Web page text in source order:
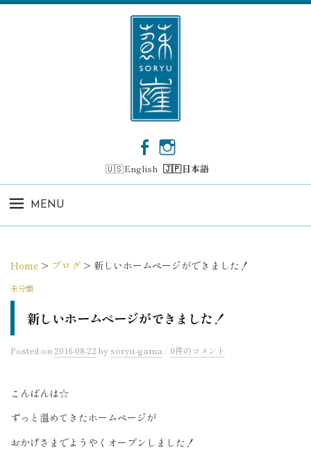
コ
c
e
o
s
t
r
English 日本語
MENU
Home > ブログ > 新しいホームページができました！
未分類
新しいホームページができました！
Posted on 2016-08-22 by soryu-gama / 0件のコメント
こんばんは☆
ずっと温めてきたホームページが
おかげさまでようやくオープンしました！